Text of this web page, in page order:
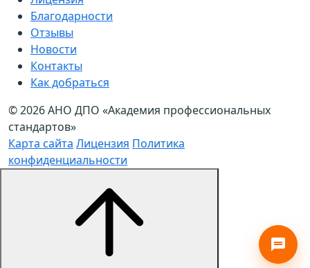
Благодарности
Отзывы
Новости
Контакты
Как добраться
© 2026 АНО ДПО «Академия профессиональных
стандартов»
Карта сайта Лицензия Политика
конфиденциальности